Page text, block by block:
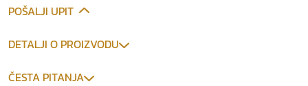
POŠALJI UPIT
DETALJI O PROIZVODU
ČESTA PITANJA